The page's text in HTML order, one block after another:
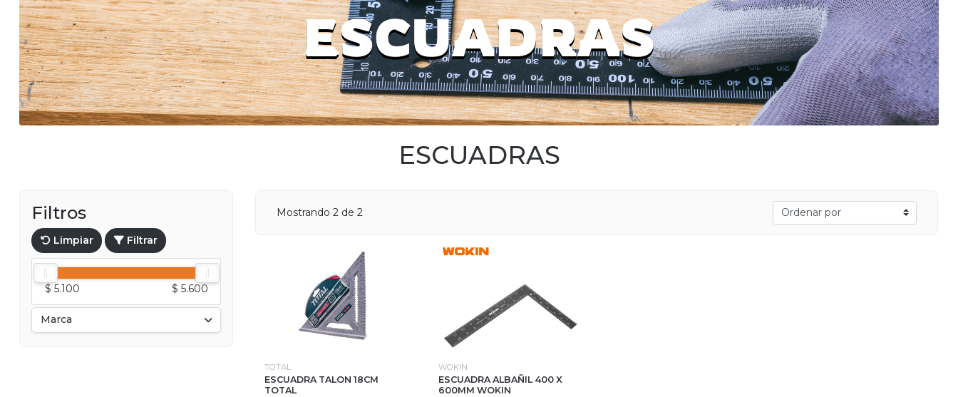
ESCUADRAS
Filtros
Limpiar Filtrar
$ 5.100 $ 5.600
Marca
Mostrando 2 de 2
TOTAL
ESCUADRA TALON 18CM
TOTAL
WOKIN
ESCUADRA ALBAÑIL 400 X
600MM WOKIN